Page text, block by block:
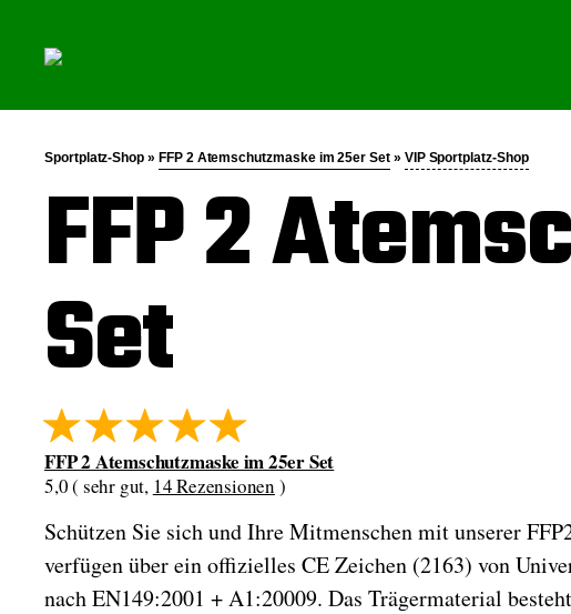
Sportplatz-Shop » FFP 2 Atemschutzmaske im 25er Set» VIP Sportplatz-Shop
FFP 2
Set
FFP 2 Atemschutzmaske im 25er Set
5,0 ( sehr gut, 14 Rezensionen )
Schützen Sie sich und Ihre Mitmenschen mit unserer
verfügen über ein offizielles CE Zeichen (2163) von
nach EN149:2001 + A1:20009. Das Trägermaterial